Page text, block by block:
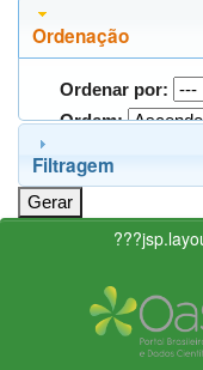
Ordenação
Ordenar por:
Ordem:
Filtragem